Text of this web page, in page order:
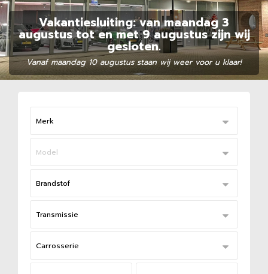
Vakantiesluiting: van maandag 3
augustus tot en met 9 augustus zijn wij
gesloten.
Vanaf maandag 10 augustus staan wij weer voor u klaar!